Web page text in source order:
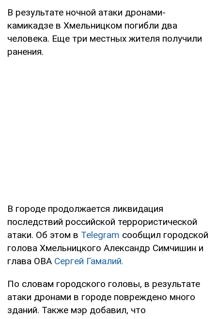
В результате ночной атаки дронами-
камикадзе в Хмельницком погибли два
человека. Еще три местных жителя получили
ранения.
В городе продолжается ликвидация
последствий российской террористической
атаки. Об этом в Telegram сообщил городской
голова Хмельницкого Александр Симчишин и
глава ОВА Сергей Гамалий.
По словам городского головы, в результате
атаки дронами в городе повреждено много
зданий. Также мэр добавил, что